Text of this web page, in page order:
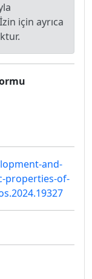
için ayrıca
and-
properties-of-